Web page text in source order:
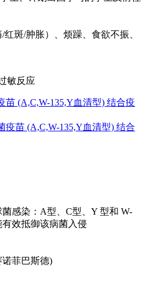
斑/肿胀）、烦躁、食欲不振、
敏反应
苗 (A,C,W-135,Y血清型) 结合疫
感染：A型、C型、Y 型和 W-
效抵御该病菌入侵
诺菲巴斯德)